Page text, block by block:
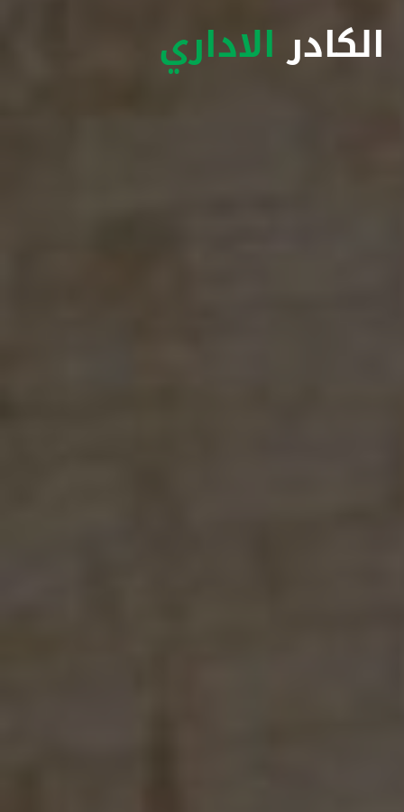
الكادر الاداري